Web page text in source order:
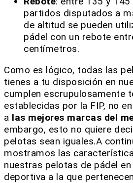
partidos disputados a
de altitud se pueden
pádel con un rebote
centímetros.
Como es lógico, todas las
tienes a tu disposición en
cumplen escrupulosamente
establecidas por la FIP, no
a las mejores marcas del
embargo, esto no quiere
pelotas sean iguales.A
mostramos las
nuestras pelotas de pádel
deportiva a la que